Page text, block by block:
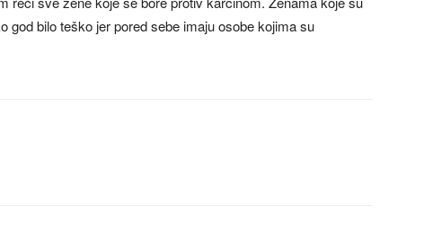
god bilo teško jer pored sebe imaju osobe kojima su